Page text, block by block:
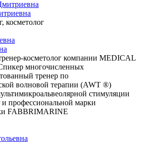
косметолог
косметолог компании MEDICAL
многочисленных
тренер по
волновой терапии (AWT ®)
стимуляции
профессиональной марки
FABBRIMARINE